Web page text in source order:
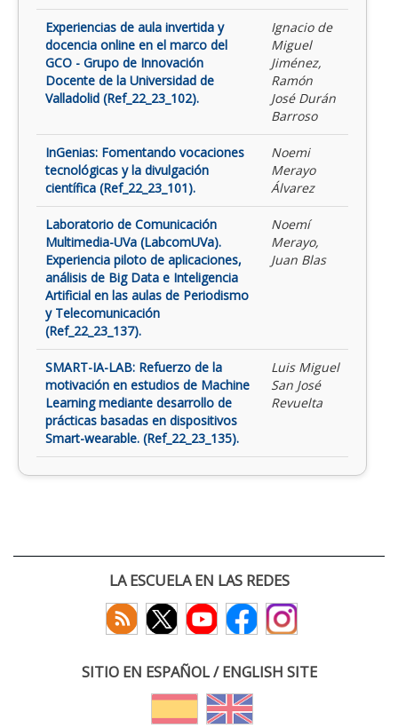
Experiencias de aula invertida y
docencia online en el marco del
GCO - Grupo de Innovación
Docente de la Universidad de
Valladolid (Ref_22_23_102).
Ignacio de
Miguel
Jiménez,
Ramón
José Durán
Barroso
InGenias: Fomentando vocaciones
tecnológicas y la divulgación
científica (Ref_22_23_101).
Noemi
Merayo
Álvarez
Laboratorio de Comunicación
Multimedia-UVa (LabcomUVa).
Experiencia piloto de aplicaciones,
análisis de Big Data e Inteligencia
Artificial en las aulas de Periodismo
y Telecomunicación
(Ref_22_23_137).
Noemí
Merayo,
Juan Blas
SMART-IA-LAB: Refuerzo de la
motivación en estudios de Machine
Learning mediante desarrollo de
prácticas basadas en dispositivos
Smart-wearable. (Ref_22_23_135).
Luis Miguel
San José
Revuelta
LA ESCUELA EN LAS REDES
SITIO EN ESPAÑOL / ENGLISH SITE